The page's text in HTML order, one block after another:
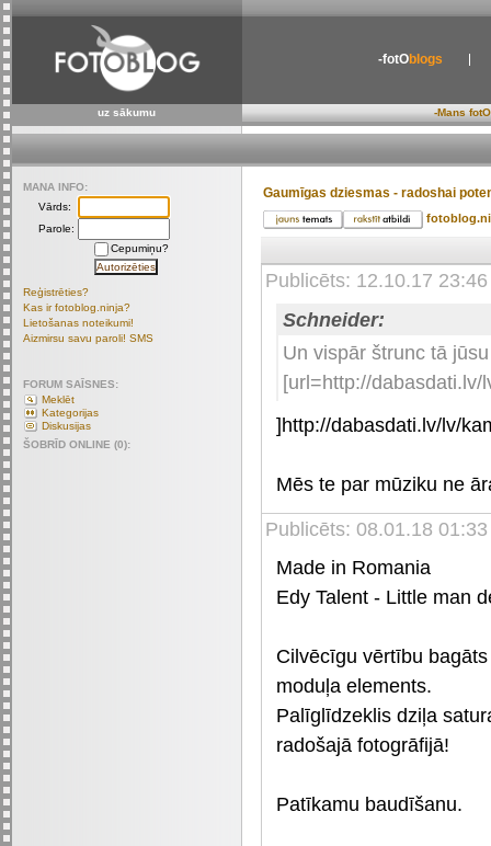
-fotOblogs
uz sākumu -Mans
Gaumīgas dziesmas - radoshai
Publicēts: 12.10.17
Schneider:
Un vispār štrunc tā
[url=http://dabasdati.lv/
]http://dabasdati.lv/lv/
Mēs te par mūziku ne
Publicēts: 08.01.18
Made in Romania
Edy Talent - Little
Cilvēcīgu vērtību
moduļa elements.
Palīglīdzeklis dziļa
radošajā fotogrāfijā!
Patīkamu baudīšanu.
MANA INFO:
Vārds:
Parole:
Cepumiņu?
Reģistrēties?
Kas ir fotoblog.ninja?
Lietošanas noteikumi!
Aizmirsu savu paroli! SMS
FORUM SAĪSNES:
Meklēt
Kategorijas
Diskusijas
ŠOBRĪD ONLINE (0):